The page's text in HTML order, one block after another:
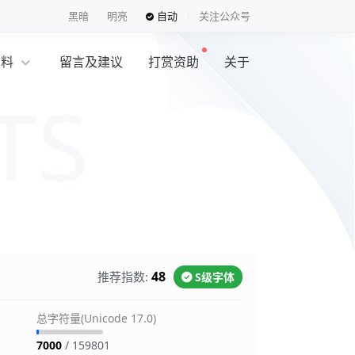
黑暗 明亮 自动 关注公众号
留言及建议 打赏资助 关于
推荐指数: 48 S级字体
总字符量(Unicode 17.0)
7000 / 159801